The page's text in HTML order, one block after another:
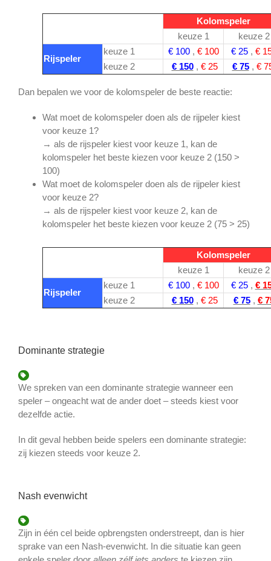
Kolomspeler
keuze 1
keuze 2
Rijspeler
keuze 1 € 100, € 100 € 25, €
keuze 2
€ 150, € 25 € 75, €
Dan bepalen we voor de kolomspeler de beste reactie:
Wat moet de kolomspeler doen als de rijpeler kiest
voor keuze 1?
→ als de rijspeler kiest voor keuze 1, kan de
kolomspeler het beste kiezen voor keuze 2 (150 >
100)
Wat moet de kolomspeler doen als de rijpeler kiest
voor keuze 2?
→ als de rijspeler kiest voor keuze 2, kan de
kolomspeler het beste kiezen voor keuze 2 (75 > 25)
Kolomspeler
keuze 1
keuze 2
Rijspeler
keuze 1 € 100, € 100 € 25, €
keuze 2
€ 150, € 25 € 75, €
Dominante strategie
We spreken van een dominante strategie wanneer een
speler – ongeacht wat de ander doet – steeds kiest voor
dezelfde actie.
In dit geval hebben beide spelers een dominante strategie:
zij kiezen steeds voor keuze 2.
Nash evenwicht
Zijn in één cel beide opbrengsten onderstreept, dan is hier
sprake van een Nash-evenwicht. In die situatie kan geen